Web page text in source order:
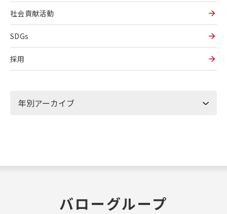
社会貢献活動
SDGs
採用
バローグループ